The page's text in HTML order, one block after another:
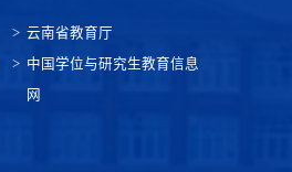
云南省教育厅
中国学位与研究生教育信息
网